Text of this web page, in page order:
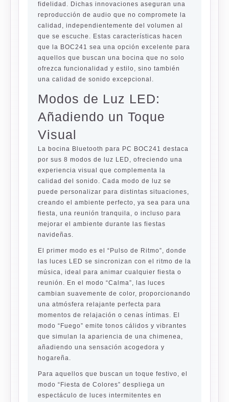
fidelidad. Dichas innovaciones aseguran una
reproducción de audio que no compromete la
calidad, independientemente del volumen al
que se escuche. Estas características hacen
que la BOC241 sea una opción excelente para
aquellos que buscan una bocina que no solo
ofrezca funcionalidad y estilo, sino también
una calidad de sonido excepcional.
Modos de Luz LED:
Añadiendo un Toque
Visual
La bocina Bluetooth para PC BOC241 destaca
por sus 8 modos de luz LED, ofreciendo una
experiencia visual que complementa la
calidad del sonido. Cada modo de luz se
puede personalizar para distintas situaciones,
creando el ambiente perfecto, ya sea para una
fiesta, una reunión tranquila, o incluso para
mejorar el ambiente durante las fiestas
navideñas.
El primer modo es el “Pulso de Ritmo”, donde
las luces LED se sincronizan con el ritmo de la
música, ideal para animar cualquier fiesta o
reunión. En el modo “Calma”, las luces
cambian suavemente de color, proporcionando
una atmósfera relajante perfecta para
momentos de relajación o cenas íntimas. El
modo “Fuego” emite tonos cálidos y vibrantes
que simulan la apariencia de una chimenea,
añadiendo una sensación acogedora y
hogareña.
Para aquellos que buscan un toque festivo, el
modo “Fiesta de Colores” despliega un
espectáculo de luces intermitentes en